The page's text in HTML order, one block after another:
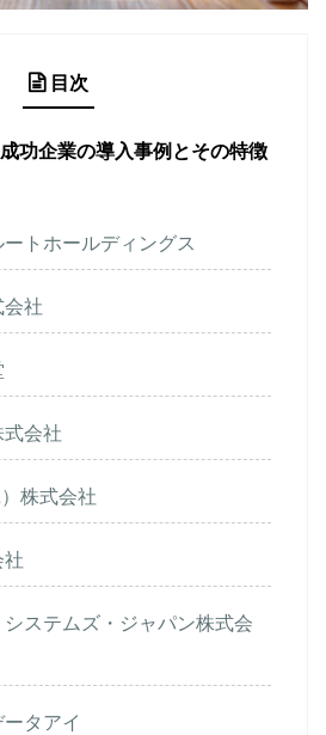
目次
功企業の導入事例とその特徴
トホールディングス
社
会社
株式会社
ステムズ・ジャパン株式会
タアイ